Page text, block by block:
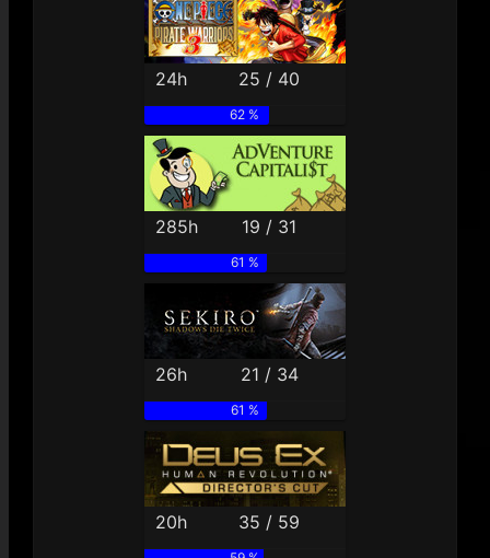
24h 25 / 40
62 %
285h 19 / 31
61 %
26h 21 / 34
61 %
20h 35 / 59